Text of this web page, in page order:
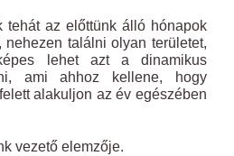
tehát az előttünk álló hónapok
nehezen találni olyan területet,
lehet azt a dinamikus
ami ahhoz kellene, hogy
alakuljon az év egészében
vezető elemzője.